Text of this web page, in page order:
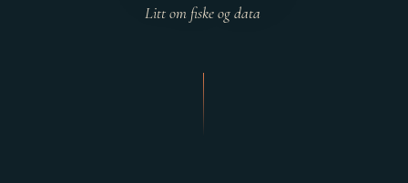
Litt om fiske og data